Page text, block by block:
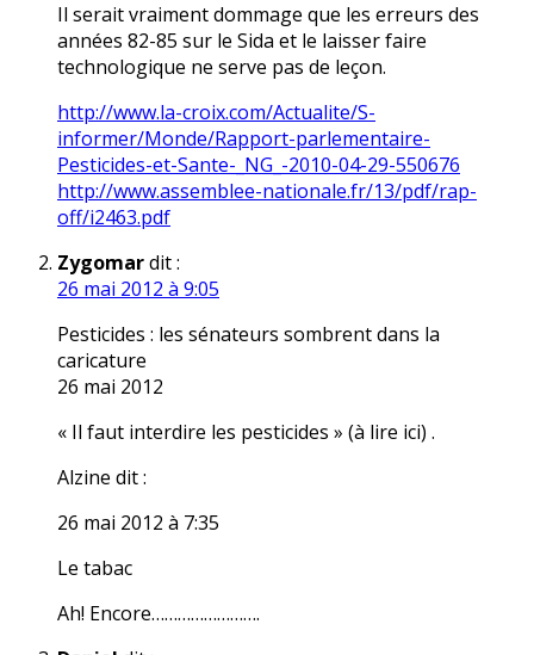
Il serait vraiment dommage que les erreurs des
années 82-85 sur le Sida et le laisser faire
technologique ne serve pas de leçon.
http://www.la-croix.com/Actualite/S-
informer/Monde/Rapport-parlementaire-
Pesticides-et-Sante-_NG_-2010-04-29-550676
http://www.assemblee-nationale.fr/13/pdf/rap-
off/i2463.pdf
Zygomardit :
26 mai 2012 à 9:05
Pesticides : les sénateurs sombrent dans la
caricature
26 mai 2012
« Il faut interdire les pesticides » (à lire ici) .
Alzine dit :
26 mai 2012 à 7:35
Le tabac
Ah! Encore…………………….